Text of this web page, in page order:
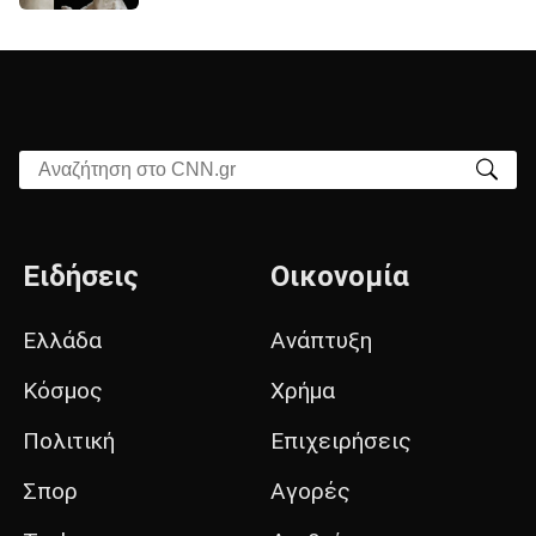
Αναζήτηση στο CNN.gr
Ειδήσεις
Ελλάδα
Κόσμος
Πολιτική
Σπορ
Οικονομία
Ανάπτυξη
Χρήμα
Επιχειρήσεις
Αγορές